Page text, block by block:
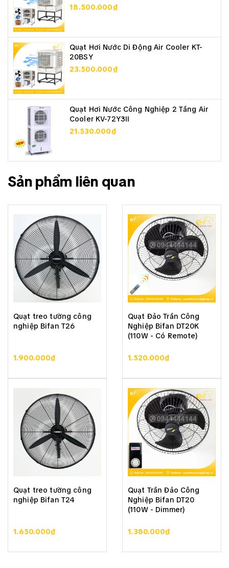
18.500.000₫
Quạt Hơi Nước Di Động Air Cooler KT-
20BSY
23.500.000₫
Quạt Hơi Nước Công Nghiệp 2 Tầng Air
Cooler KV-72Y3II
21.530.000₫
Sản phẩm liên quan
Quạt treo tường công
nghiệp Bifan T26
1.900.000₫
Quạt treo tường công
nghiệp Bifan T24
1.650.000₫
Quạt Đảo Trần Công
Nghiệp Bifan DT20K
(110W - Có Remote)
1.520.000₫
Quạt Trần Đảo Công
Nghiệp Bifan DT20
(110W - Dimmer)
1.380.000₫